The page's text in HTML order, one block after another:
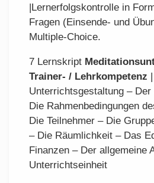
|Lernerfolgskontrolle in
Fragen (Einsende- und
Multiple-Choice.
7 Lernskript
Trainer- / Lehrkompetenz
Unterrichtsgestaltung – Der
Die Rahmenbedingungen
Die Teilnehmer – Die
– Die Räumlichkeit – Das
Finanzen – Der allgemeine
Unterrichtseinheit